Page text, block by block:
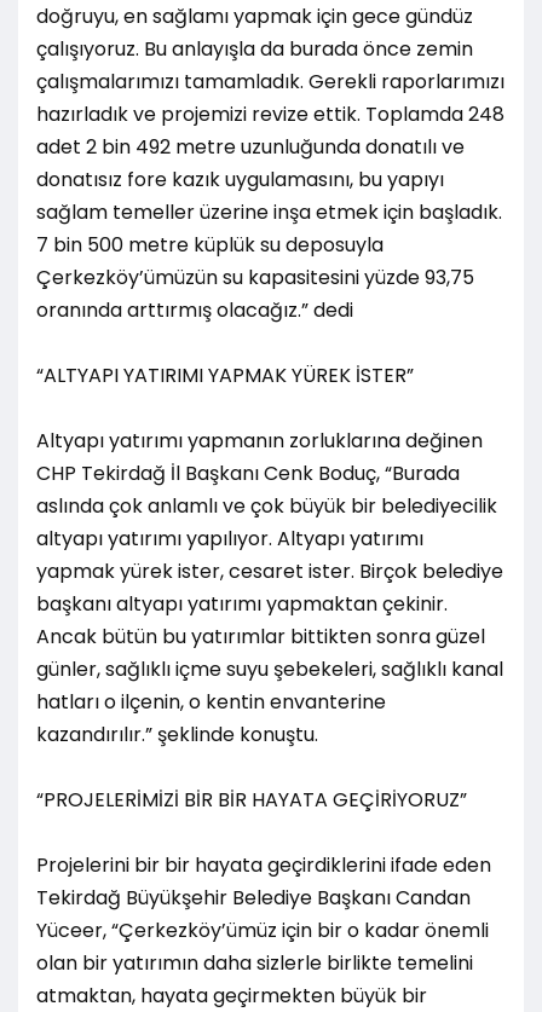
doğruyu, en sağlamı yapmak için gece gündüz
çalışıyoruz. Bu anlayışla da burada önce zemin
çalışmalarımızı tamamladık. Gerekli raporlarımızı
hazırladık ve projemizi revize ettik. Toplamda 248
adet 2 bin 492 metre uzunluğunda donatılı ve
donatısız fore kazık uygulamasını, bu yapıyı
sağlam temeller üzerine inşa etmek için başladık.
7 bin 500 metre küplük su deposuyla
Çerkezköy’ümüzün su kapasitesini yüzde 93,75
oranında arttırmış olacağız.” dedi
“ALTYAPI YATIRIMI YAPMAK YÜREK İSTER”
Altyapı yatırımı yapmanın zorluklarına değinen
CHP Tekirdağ İl Başkanı Cenk Boduç, “Burada
aslında çok anlamlı ve çok büyük bir belediyecilik
altyapı yatırımı yapılıyor. Altyapı yatırımı
yapmak yürek ister, cesaret ister. Birçok belediye
başkanı altyapı yatırımı yapmaktan çekinir.
Ancak bütün bu yatırımlar bittikten sonra güzel
günler, sağlıklı içme suyu şebekeleri, sağlıklı kanal
hatları o ilçenin, o kentin envanterine
kazandırılır.” şeklinde konuştu.
“PROJELERİMİZİ BİR BİR HAYATA GEÇİRİYORUZ”
Projelerini bir bir hayata geçirdiklerini ifade eden
Tekirdağ Büyükşehir Belediye Başkanı Candan
Yüceer, “Çerkezköy’ümüz için bir o kadar önemli
olan bir yatırımın daha sizlerle birlikte temelini
atmaktan, hayata geçirmekten büyük bir